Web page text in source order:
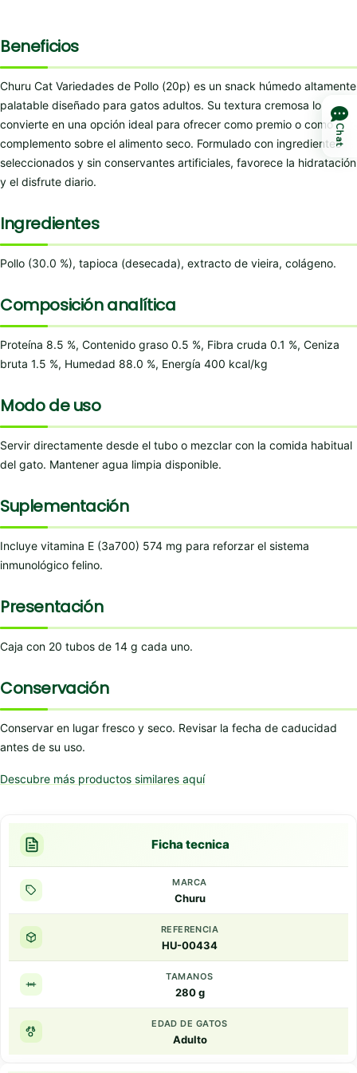
Beneficios
Churu Cat Variedades de Pollo (20p) es un snack húmedo altamente
palatable diseñado para gatos adultos. Su textura cremosa lo
convierte en una opción ideal para ofrecer como premio o como
complemento sobre el alimento seco. Formulado con ingredientes
seleccionados y sin conservantes artificiales, favorece la hidratación
y el disfrute diario.
Ingredientes
Pollo (30.0 %), tapioca (desecada), extracto de vieira, colágeno.
Composición analítica
Proteína 8.5 %, Contenido graso 0.5 %, Fibra cruda 0.1 %, Ceniza
bruta 1.5 %, Humedad 88.0 %, Energía 400 kcal/kg
Modo de uso
Servir directamente desde el tubo o mezclar con la comida habitual
del gato. Mantener agua limpia disponible.
Suplementación
Incluye vitamina E (3a700) 574 mg para reforzar el sistema
inmunológico felino.
Presentación
Caja con 20 tubos de 14 g cada uno.
Conservación
Conservar en lugar fresco y seco. Revisar la fecha de caducidad
antes de su uso.
Descubre más productos similares aquí
Ficha tecnica
MARCA
Churu
REFERENCIA
HU-00434
TAMANOS
280 g
EDAD DE GATOS
Adulto
Chat